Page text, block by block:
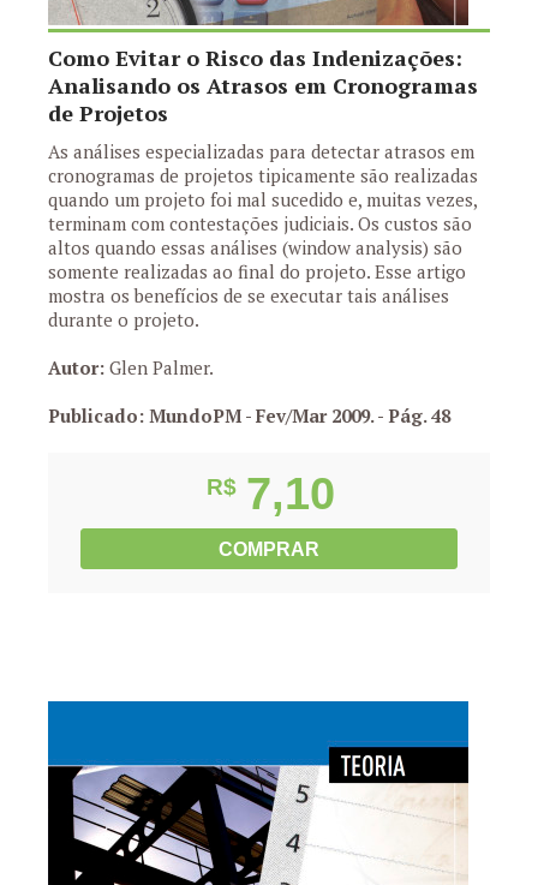
Como Evitar o Risco das Indenizações:
Analisando os Atrasos em Cronogramas
de Projetos
As análises especializadas para detectar atrasos em
cronogramas de projetos tipicamente são realizadas
quando um projeto foi mal sucedido e, muitas vezes,
terminam com contestações judiciais. Os custos são
altos quando essas análises (window analysis) são
somente realizadas ao final do projeto. Esse artigo
mostra os benefícios de se executar tais análises
durante o projeto.
Autor: Glen Palmer.
Publicado: MundoPM - Fev/Mar 2009.- Pág. 48
R$ 7,10
COMPRAR